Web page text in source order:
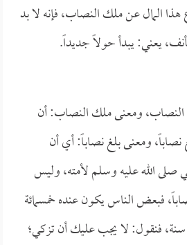
المال عن ملك النصاب، فإنه لا بد
يعني: يبدأ حولاً جديداً.
ومعنى ملك النصاب: أن
نصاباً، ومعنى بلغ نصاباً: أي أن
صلى الله عليه وسلم لأمته، وليس
فبعض الناس يكون عنده خمسمائة
فنقول: لا يجب عليك أن تزكي؛